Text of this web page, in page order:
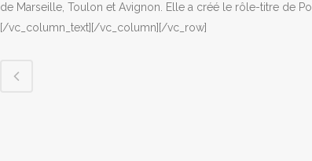
de Marseille, Toulon et Avignon. Elle a créé le rôle-titre de
[/vc_column_text][/vc_column][/vc_row]